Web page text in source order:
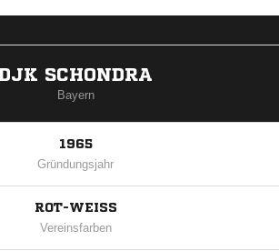
SCHONDRA
Bayern
1965
Gründungsjahr
ROT-WEISS
Vereinsfarben